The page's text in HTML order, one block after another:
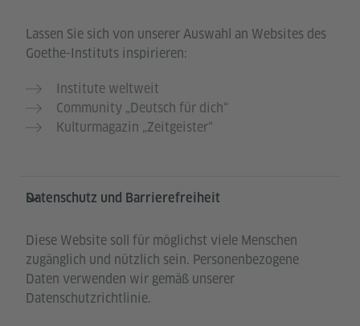
Lassen Sie sich von unserer Auswahl an Websites des
Goethe-Instituts inspirieren:
Institute weltweit
Community „Deutsch für dich“
Kulturmagazin „Zeitgeister“
Datenschutz und Barrierefreiheit
Diese Website soll für möglichst viele Menschen
zugänglich und nützlich sein. Personenbezogene
Daten verwenden wir gemäß unserer
Datenschutzrichtlinie.